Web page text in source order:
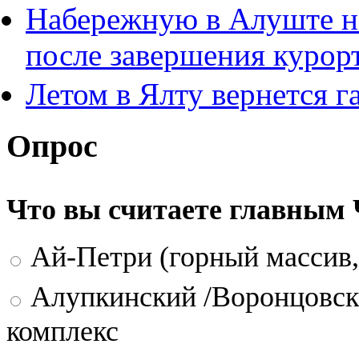
Набережную в Алуште
после завершения
Летом в Ялту вернется
Опрос
Что вы считаете
Ай-Петри (горный
Алупкинский /
комплекс